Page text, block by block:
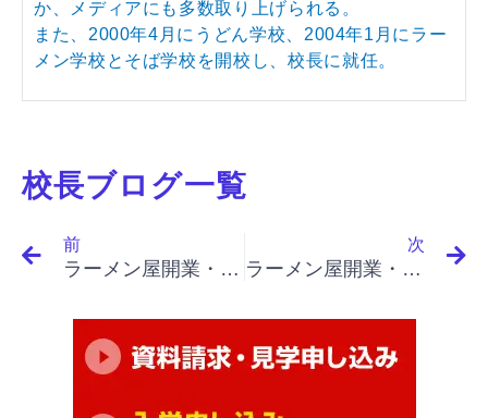
か、メディアにも多数取り上げられる。
また、2000年4月にうどん学校、2004年1月にラー
メン学校とそば学校を開校し、校長に就任。
校長ブログ一覧
前
ラーメン屋開業・うどん屋開業・そば屋開業で繁盛店を目指す｜名言集 １７－４６ ピーター・ドラッカー解説（知的労働の生産性を左右するもの）
次
ラーメン屋開業・うどん屋開業・そば屋開業で繁盛店を目指す｜名言集 １７－４８ ピーター・ドラッカー解説（未来を予測するな）